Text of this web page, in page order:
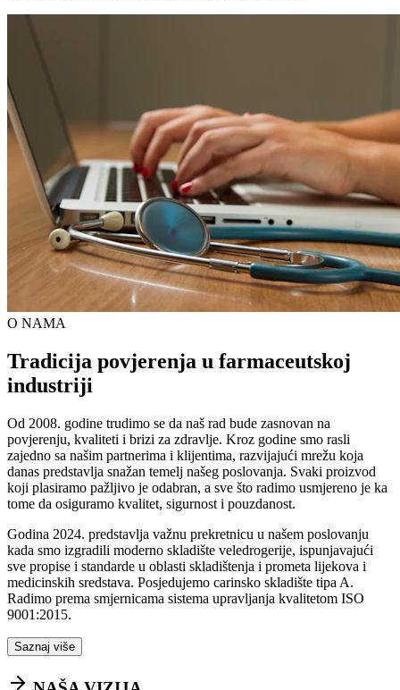
O NAMA
Tradicija povjerenja u farmaceutskoj
industriji
Od 2008. godine trudimo se da naš rad bude zasnovan na
povjerenju, kvaliteti i brizi za zdravlje. Kroz godine smo rasli
zajedno sa našim partnerima i klijentima, razvijajući mrežu koja
danas predstavlja snažan temelj našeg poslovanja. Svaki proizvod
koji plasiramo pažljivo je odabran, a sve što radimo usmjereno je ka
tome da osiguramo kvalitet, sigurnost i pouzdanost.
Godina 2024. predstavlja važnu prekretnicu u našem poslovanju
kada smo izgradili moderno skladište veledrogerije, ispunjavajući
sve propise i standarde u oblasti skladištenja i prometa lijekova i
medicinskih sredstava. Posjedujemo carinsko skladište tipa A.
Radimo prema smjernicama sistema upravljanja kvalitetom ISO
9001:2015.
Saznaj više